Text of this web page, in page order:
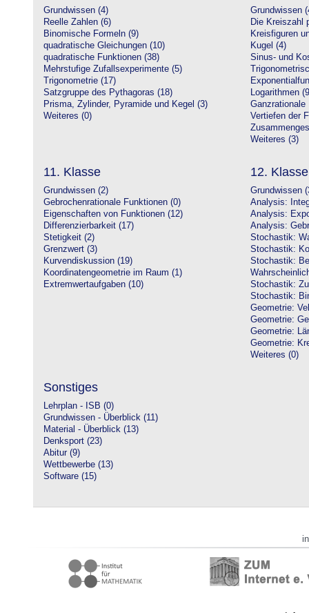
Grundwissen (4)
Reelle Zahlen (6)
Binomische Formeln (9)
quadratische Gleichungen (10)
quadratische Funktionen (38)
Mehrstufige Zufallsexperimente (5)
Trigonometrie (17)
Satzgruppe des Pythagoras (18)
Prisma, Zylinder, Pyramide und Kegel (3)
Weiteres (0)
Grundwissen
Die Kreiszahl
Kreisfiguren
Kugel (4)
Sinus- und
Logarithmen
Ganzrationale
Vertiefen der
Weiteres (3)
11. Klasse
Grundwissen (2)
Gebrochenrationale Funktionen (0)
Eigenschaften von Funktionen (12)
Differenzierbarkeit (17)
Stetigkeit (2)
Grenzwert (3)
Kurvendiskussion (19)
Koordinatengeometrie im Raum (1)
Extremwertaufgaben (10)
12. Klasse
Grundwissen
Analysis:
Analysis:
Analysis:
Stochastik:
Stochastik:
Stochastik:
Stochastik:
Stochastik:
Geometrie:
Geometrie:
Geometrie:
Geometrie:
Weiteres (0)
Sonstiges
Lehrplan - ISB (0)
Grundwissen - Überblick (11)
Material - Überblick (13)
Denksport (23)
Abitur (9)
Wettbewerbe (13)
Software (15)